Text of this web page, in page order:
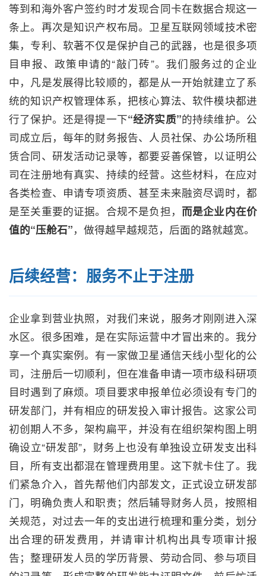
等到和海外客户签约时才发现合同卡在数据合规这一
条上。再次是知识产权布局。卫星互联网领域技术密
集，专利、软著不仅是保护自己的武器，也是很多项
目申报、政策申请的“敲门砖”。我们服务过的企业
中，凡是发展得比较顺的，都是从一开始就建立了系
统的知识产权管理体系，把核心算法、软件模块都进
行了保护。还是得提一下“经济实质”的持续维护。公
司成立后，每年的财务报告、人员社保、办公场所租
赁合同、研发活动记录等，都要妥善保管，以证明公
司在注册地有真实、持续的经营。这些材料，在应对
各类检查、申请专项资质、甚至未来融资尽调时，都
是至关重要的证据。合规不是负担， 而是企业内在价
值的“压舱石”，做得越早越规范，后面的路就越宽。
后续经营：服务不止于注册
企业拿到营业执照，对我们来说，服务才刚刚进入深
水区。很多困难，是在实际运营中才冒出来的。我分
享一个真实案例。有一家做卫星通信天线小型化的公
司，注册后一切顺利，但在准备申请一项市级科研项
目时遇到了麻烦。项目要求申报单位必须设有专门的
研发部门，并有相应的研发投入审计报告。这家公司
初创期人不多，架构扁平，并没有在组织架构图上明
确设立“研发部”，财务上也没有单独设立研发支出科
目，所有支出都混在管理费用里。这下就卡住了。我
们紧急介入，首先帮他们内部发文，正式设立研发部
门，明确负责人和职责；然后辅导财务人员，按照相
关规范，对过去一年的支出进行梳理和重分类，划分
出合理的研发费用，并请审计机构出具专项审计报
告；整理研发人员的学历背景、劳动合同、参与项目